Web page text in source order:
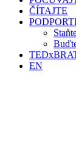
ČÍTAJTE
EN